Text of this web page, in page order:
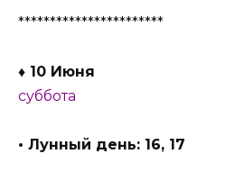
***********************
♦ 10 Июня
суббота
• Лунный день: 16, 17